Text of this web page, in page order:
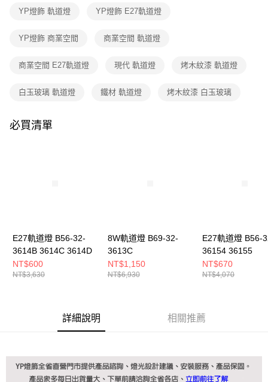
１．於結帳方式選擇「AFTEE先享後付」後，將跳轉至「AFTEE先享後付」
２．訂單成立數日內，您將收到繳費通知簡訊。
３．收到繳費通知簡訊後14天內，點擊此簡訊中的連結，可透過四大超商／
※ 請注意：結帳手續完成當下不需立刻繳費，但若您需要取消訂單，請聯絡
後付繳納相關費用。
※ 交易是否成功請以「AFTEE先享後付 」之結帳頁面顯示為準，若有關於
客戶支援中心」
４．使用「AFTEE先享後付」時，將依據個別帳號之用戶狀況，依本公司即
時審查核予不同之上限額度；若仍有額度不足之情形，本公司將視審查結果
請求用戶進行身份認證。
５．嚴禁一人註冊多個帳號或使用他人資訊註冊。若發現惡意使用之情形，
YP燈飾 軌道燈 YP燈飾 E27軌道燈
YP燈飾 商業空間 商業空間 軌道燈
商業空間 E27軌道燈 現代 軌道燈 烤木紋漆 軌道燈
白玉玻璃 軌道燈 鐵材 軌道燈 烤木紋漆 白玉玻璃
必買清單
E27軌道燈 B56-32-
3614B 3614C 3614D
NT$600
NT$3,630
8W軌道燈 B69-32-
3613C
NT$1,150
NT$6,930
E27軌道燈 B56-
36154 36155
NT$670
NT$4,070
詳細說明 相關推薦